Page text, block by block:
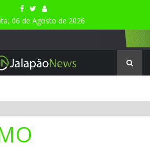
06 de Agosto de 2026